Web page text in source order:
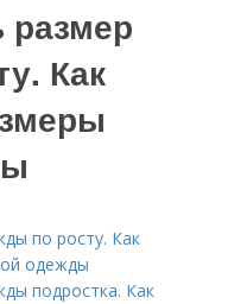
размер
Как
по росту. Как
одежды
подростка. Как